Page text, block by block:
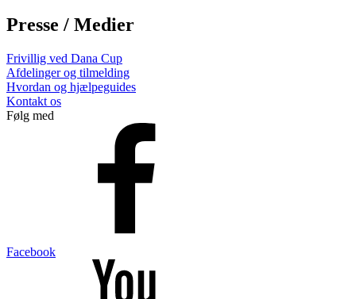
Presse / Medier
Frivillig ved Dana Cup
Afdelinger og tilmelding
Hvordan og hjælpeguides
Kontakt os
Følg med
Facebook